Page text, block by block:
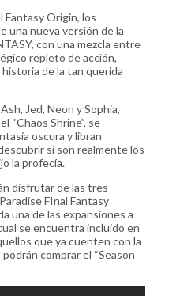
Fantasy Origin, los
una nueva versión de la
con una mezcla entre
repleto de acción,
de la tan querida
Jed, Neon y Sophia,
“Chaos Shrine”, se
oscura y libran
si son realmente los
la profecía.
disfrutar de las tres
FInal Fantasy
una de las expansiones a
se encuentra incluido en
que ya cuenten con la
comprar el “Season